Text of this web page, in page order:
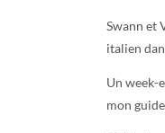
Swann et
italien
Un week-
mon